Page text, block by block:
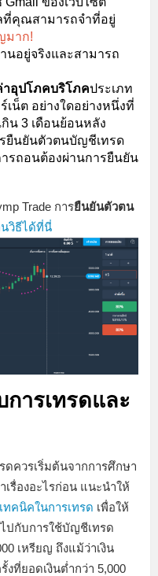
ที่คุณสามารถจำที่อยู่
มาก!
นอยู่จริงและสามารถ
าอุปโภคบริโภคประเภท
น็ต อย่างใดอย่างหนึ่งที่
น 3 เดือนย้อนหลัง
ยืนยันตัวตนบัญชีเทรด
รถอนต้องผ่านการยืนยัน
Trade การยืนยันตัวตน
วิธีได้ที่นี่
การเทรดและ
ดควรเริ่มต้นจากการศึกษา
รื่องอะไรก่อน แนะนำให้
ทคนิคในการเทรด เพื่อให้
ปกับการใช้บัญชีเทรด
เหรียญ ถึงแม้ว่าเงิน
ที่ยอดเงินต่ำกว่า 5,000